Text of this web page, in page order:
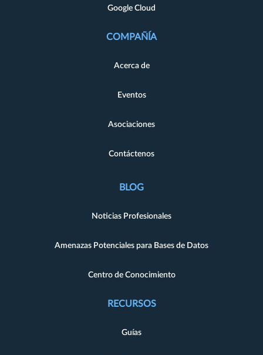
Google Cloud
COMPAÑÍA
Acerca de
Eventos
Asociaciones
Contáctenos
BLOG
Noticias Profesionales
Amenazas Potenciales para Bases de Datos
Centro de Conocimiento
RECURSOS
Guías